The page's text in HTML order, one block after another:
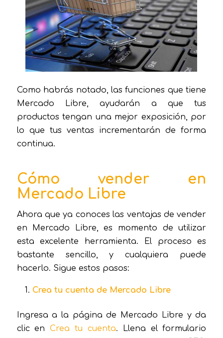
Como habrás notado, las funciones que tiene
Mercado Libre, ayudarán a que tus
productos tengan una mejor exposición, por
lo que tus ventas incrementarán de forma
continua.
Cómo vender en
Mercado Libre
Ahora que ya conoces las ventajas de vender
en Mercado Libre, es momento de utilizar
esta excelente herramienta. El proceso es
bastante sencillo, y cualquiera puede
hacerlo. Sigue estos pasos:
Crea tu cuenta de Mercado Libre
Ingresa a la página de Mercado Libre y da
clic enCrea tu cuenta. Llena el formulario